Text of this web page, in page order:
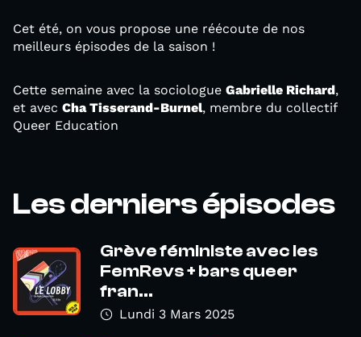
Cet été, on vous propose une réécoute de nos
meilleurs épisodes de la saison !
Cette semaine avec la sociologue Gabrielle Richard,
et avec Cha Tisserand-Burnel, membre du collectif
Queer Education
Les derniers épisodes
Grève féministe avec les
FemRevs + bars queer
fran...
Lundi 3 Mars 2025